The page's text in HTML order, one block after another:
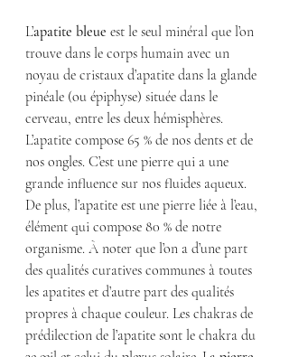
L’apatite bleue est le seul minéral que l’on
trouve dans le corps humain avec un
noyau de cristaux d’apatite dans la glande
pinéale (ou épiphyse) située dans le
cerveau, entre les deux hémisphères.
L’apatite compose 65 % de nos dents et de
nos ongles. C’est une pierre qui a une
grande influence sur nos fluides aqueux.
De plus, l’apatite est une pierre liée à l’eau,
élément qui compose 80 % de notre
organisme. À noter que l’on a d’une part
des qualités curatives communes à toutes
les apatites et d’autre part des qualités
propres à chaque couleur. Les chakras de
prédilection de l’apatite sont le chakra du